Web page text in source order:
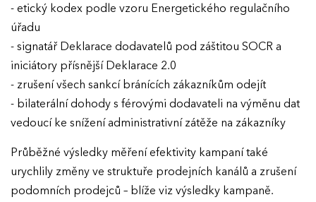
- etický kodex podle vzoru Energetického regulačního
úřadu
- signatář Deklarace dodavatelů pod záštitou SOCR a
iniciátory přísnější Deklarace 2.0
- zrušení všech sankcí bránících zákazníkům odejít
- bilaterální dohody s férovými dodavateli na výměnu dat
vedoucí ke snížení administrativní zátěže na zákazníky
Průběžné výsledky měření efektivity kampaní také
urychlily změny ve struktuře prodejních kanálů a zrušení
podomních prodejců – blíže viz výsledky kampaně.